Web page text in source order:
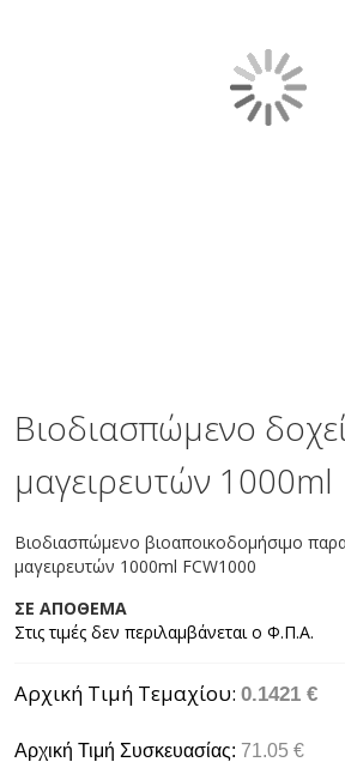
beginning
of
the
images
Βιοδιασπώμενο
μαγειρευτών 1000ml
Βιοδιασπώμενο βιοαποικοδομήσιμο
μαγειρευτών 1000ml FCW1000
ΣΕ ΑΠΟΘΕΜΑ
Αρχική Τιμή Τεμαχίου 0.1421 €
Αρχική Τιμή Συσκευασίας: 71.05 €